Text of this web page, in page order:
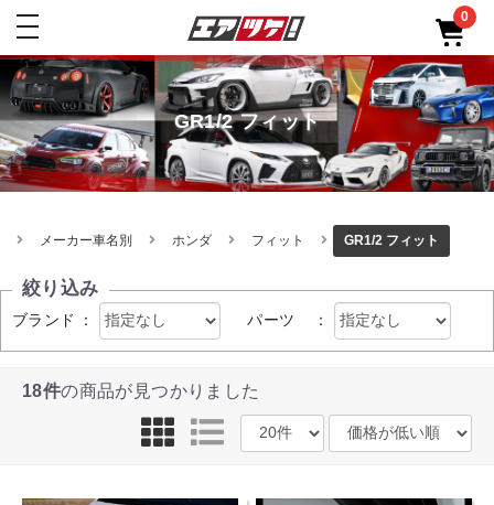
toggle
0
GR1/2 フィット
メーカー車名別 ホンダ フィット GR1/2 フィット
絞り込み
ブランド ： パーツ ：
18件の商品が見つかりました